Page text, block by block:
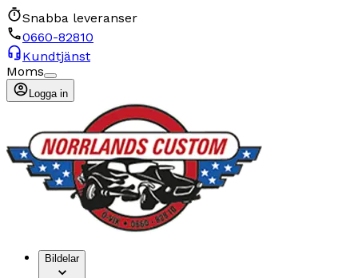
Snabba leveranser
0660-82810
Kundtjänst
Moms
Logga in
Bildelar